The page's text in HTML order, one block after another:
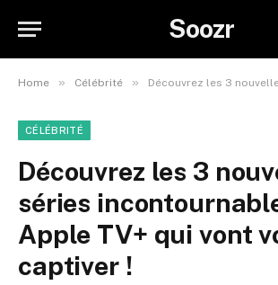
Soozr
Home » Célébrité » Découvrez les 3 nouvelles séries
CÉLÉBRITÉ
Découvrez les 3
séries
Apple TV+ qui vont
captiver !